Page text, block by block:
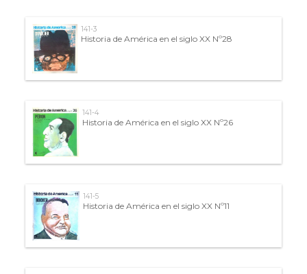
141-3
Historia de América en el siglo XX Nº28
141-4
Historia de América en el siglo XX Nº26
141-5
Historia de América en el siglo XX Nº11